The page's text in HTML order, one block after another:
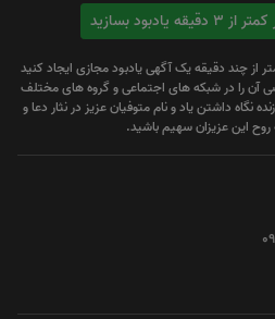
بسازید
از چند دقیقه یک آگهی یادبود مجازی ایجاد کنید
آن را در شبکه های اجتماعی و گروه های مختلف
نگاه داشتن یاد و نام متوفیان عزیز در نثار دعا و
این عزیزان سهیم باشید.